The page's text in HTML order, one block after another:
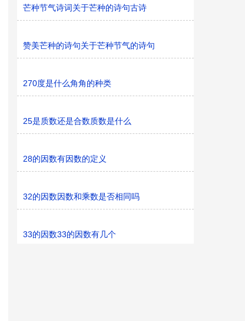
芒种节气诗词关于芒种的诗句古诗
赞美芒种的诗句关于芒种节气的诗句
270度是什么角角的种类
25是质数还是合数质数是什么
28的因数有因数的定义
32的因数因数和乘数是否相同吗
33的因数33的因数有几个